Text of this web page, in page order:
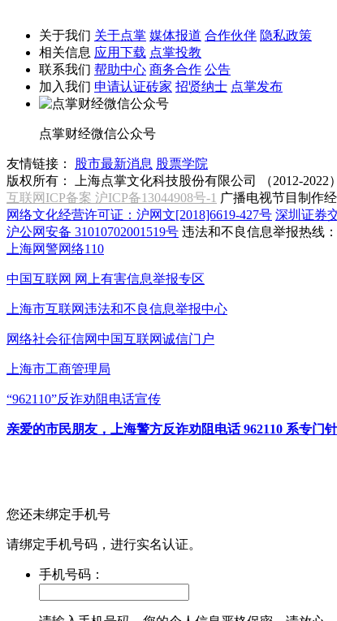
关于我们 关于点掌 媒体报道 合作伙伴 隐私政策
相关信息 应用下载 点掌投教
联系我们 帮助中心 商务合作 公告
加入我们 申请认证砖家 招贤纳士 点掌发布
点掌财经微信公众号
友情链接： 股市最新消息 股票学院
版权所有：
上海点掌文化科技股份有限公司 （2012-2022）
互联网ICP备案 沪ICP备13044908号-1 广播电视节目制作
网络文化经营许可证：沪网文[2018]6619-427号 深圳证券
沪公网安备 31010702001519号 违法和不良信息举报热线：
上海网警网络110
中国互联网 网上有害信息举报专区
上海市互联网违法和不良信息举报中心
网络社会征信网中国互联网诚信门户
上海市工商管理局
“962110”反诈劝阻电话宣传
亲爱的市民朋友，上海警方反诈劝阻电话 962110 系专门
您还未绑定手机号
请绑定手机号码，进行实名认证。
手机号码：